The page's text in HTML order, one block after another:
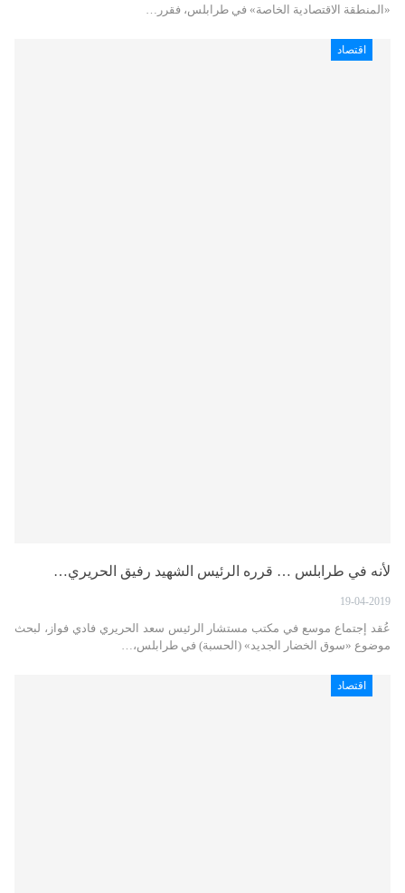
«المنطقة الاقتصادية الخاصة» في طرابلس، فقرر…
اقتصاد
لأنه في طرابلس … قرره الرئيس الشهيد رفيق الحريري…
19-04-2019
عُقد إجتماع موسع في مكتب مستشار الرئيس سعد الحريري فادي فواز، لبحث
موضوع «سوق الخضار الجديد» (الحسبة) في طرابلس،…
اقتصاد